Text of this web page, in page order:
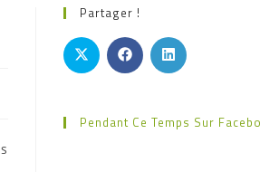
Partager !
Pendant Ce Temps Sur